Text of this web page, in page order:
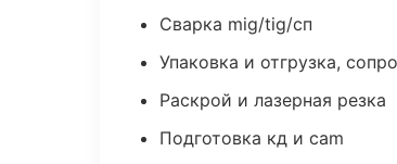
Сварка mig/tig/сп
Упаковка и отгрузка,
Раскрой и лазерная резка
Подготовка кд и cam